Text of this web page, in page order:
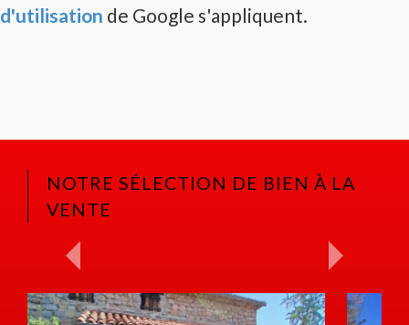
d'utilisation de Google s'appliquent.
NOTRE SÉLECTION DE BIEN À LA
VENTE